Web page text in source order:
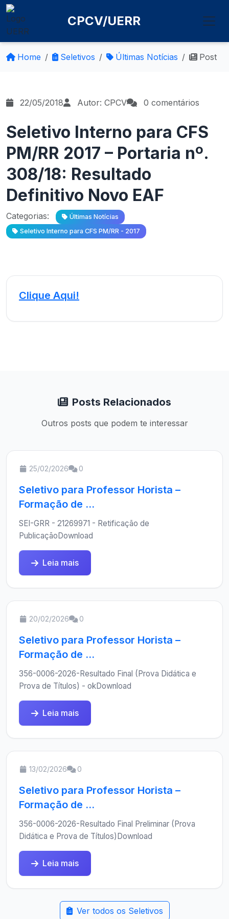
CPCV/UERR
Home Seletivos Últimas Notícias Post
22/05/2018 Autor: CPCV 0 comentários
Seletivo Interno para CFS
PM/RR 2017 – Portaria nº.
308/18: Resultado
Definitivo Novo EAF
Categorias:
Últimas Notícias
Seletivo Interno para CFS PM/RR - 2017
Clique Aqui!
Posts Relacionados
Outros posts que podem te interessar
25/02/2026 0
Seletivo para Professor Horista –
Formação de ...
SEI-GRR - 21269971 - Retificação de
PublicaçãoDownload
Leia mais
20/02/2026 0
Seletivo para Professor Horista –
Formação de ...
356-0006-2026-Resultado Final (Prova Didática e
Prova de Títulos) - okDownload
Leia mais
13/02/2026 0
Seletivo para Professor Horista –
Formação de ...
356-0006-2026-Resultado Final Preliminar (Prova
Didática e Prova de Títulos)Download
Leia mais
Ver todos os Seletivos